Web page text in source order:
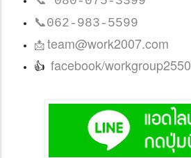
📞062-983-5599
📩team@work2007.com
👍 facebook/workgroup2550